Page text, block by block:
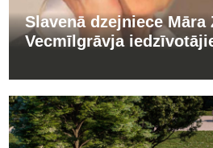
Slavenā dzejniece
Vecmīlgrāvja